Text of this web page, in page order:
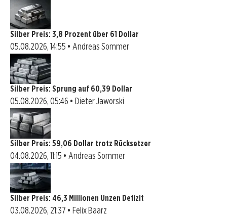
Silber Preis: 3,8 Prozent über 61 Dollar
05.08.2026, 14:55 • Andreas Sommer
Silber Preis: Sprung auf 60,39 Dollar
05.08.2026, 05:46 • Dieter Jaworski
Silber Preis: 59,06 Dollar trotz Rücksetzer
04.08.2026, 11:15 • Andreas Sommer
Silber Preis: 46,3 Millionen Unzen Defizit
03.08.2026, 21:37 • Felix Baarz